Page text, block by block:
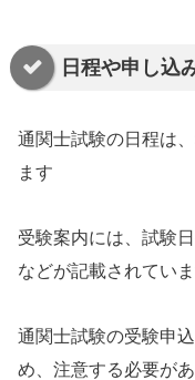
日程や申し込
通関士試験の日程は
ます
受験案内には、試験
などが記載されていま
通関士試験の受験申
め、注意する必要が